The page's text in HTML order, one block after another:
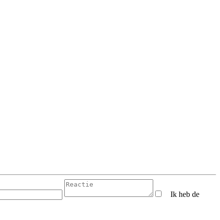
Ik heb de